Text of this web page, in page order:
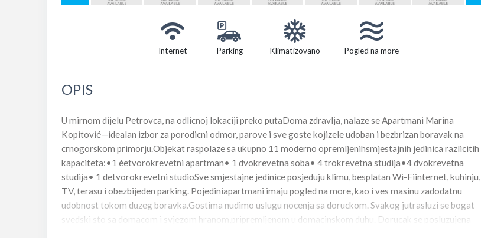
Internet Parking Klimatizovano Pogled na more
OPIS
U mirnom dijelu Petrovca, na odlicnoj lokaciji preko putaDoma zdravlja, nalaze se Apartmani Marina
Kopitovié—idealan izbor za porodicni odmor, parove i sve goste kojizele udoban i bezbrizan boravak na
crnogorskom primorju.Objekat raspolaze sa ukupno 11 moderno opremljenihsmjestajnih jedinica razlicitih
kapaciteta:•1 éetvorokrevetni apartman• 1 dvokrevetna soba• 4 trokrevetna studija•4 dvokrevetna
studija• 1 detvorokrevetni studioSve smjestajne jedinice posjeduju klimu, besplatan Wi-Fiinternet, kuhinju,
TV, terasu i obezbijeden parking. Pojediniapartmani imaju pogled na more, kao i ves masinu zadodatnu
udobnost tokom duzeg boravka.Gostima nudimo uslugu nocenja sa doruckom. Svakog jutrasluzi se bogat
svedski sto sa domacom i svjezom hranom,pripremljenom u domacinskom duhu. Dorucak se posluzujena